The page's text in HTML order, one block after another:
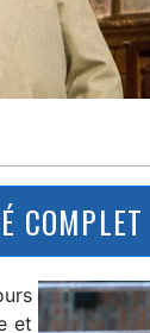
COMPLET
et